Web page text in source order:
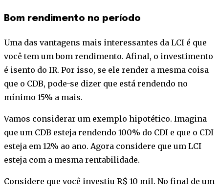
Bom rendimento no período
Uma das vantagens mais interessantes da LCI é que
você tem um bom rendimento. Afinal, o investimento
é isento do IR. Por isso, se ele render a mesma coisa
que o CDB, pode-se dizer que está rendendo no
mínimo 15% a mais.
Vamos considerar um exemplo hipotético. Imagina
que um CDB esteja rendendo 100% do CDI e que o CDI
esteja em 12% ao ano. Agora considere que um LCI
esteja com a mesma rentabilidade.
Considere que você investiu R$ 10 mil. No final de um